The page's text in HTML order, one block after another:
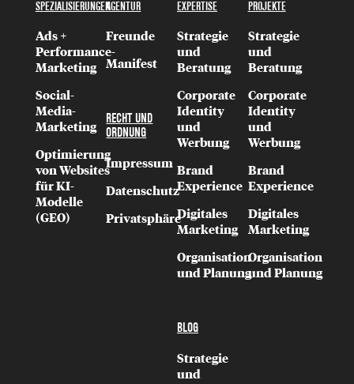
AGENTUR
Freunde
Manifest
RECHT UND
ORDNUNG
Impressum
Datenschutz
Privatsphäre
EXPERTISE
Strategie
und
Beratung
Corporate
Identity
und
Werbung
Brand
Experience
Digitales
Marketing
Organisation
und Planung
BLOG
Strategie
und
PROJEKTE
Strategie
und
Beratung
Corporate
Identity
und
Werbung
Brand
Experience
Digitales
Marketing
Organisation
und Planung
SPEZIALISIERUNGEN
Ads +
Performance-
Marketing
Social-
Media-
Marketing
Optimierung
von Websites
für KI-
Modelle
(GEO)